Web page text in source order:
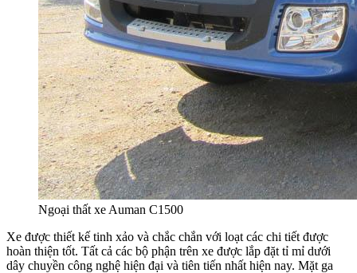
Ngoại thất xe Auman C1500
Xe được thiết kế tinh xảo và chắc chắn với loạt các chi tiết được
hoàn thiện tốt. Tất cả các bộ phận trên xe được lắp đặt tỉ mỉ dưới
dây chuyền công nghệ hiện đại và tiên tiến nhất hiện nay. Mặt ga